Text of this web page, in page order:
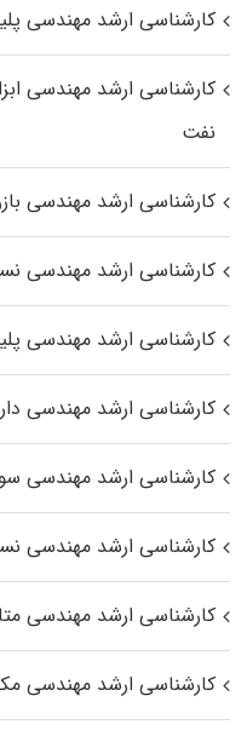
کارشناسی ارشد مهندسی
کارشناسی ارشد مهندسی
نفت
کارشناسی ارشد مهندسی
کارشناسی ارشد مهندسی
کارشناسی ارشد مهندسی
کارشناسی ارشد مهندسی
کارشناسی ارشد مهندسی
کارشناسی ارشد مهندسی
کارشناسی ارشد مهندسی
کارشناسی ارشد مهندسی